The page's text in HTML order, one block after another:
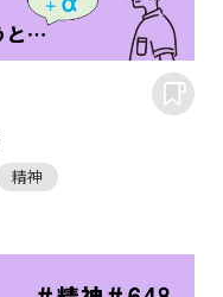
精神